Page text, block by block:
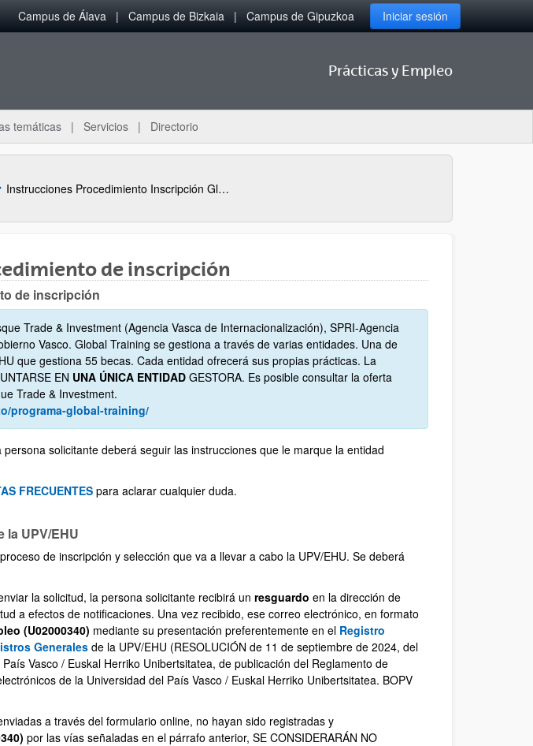
Campus de Álava Campus de Bizkaia Campus de Gipuzkoa Iniciar sesión
Prácticas y Empleo
temáticas Servicios Directorio
Instrucciones Procedimiento Inscripción Global Training
de inscripción
de inscripción
Trade & Investment (Agencia Vasca de Internacionalización), SPRI-Agencia
Vasco. Global Training se gestiona a través de varias entidades. Una de
que gestiona 55 becas. Cada entidad ofrecerá sus propias prácticas. La
EN UNA ÚNICA ENTIDAD GESTORA. Es posible consultar la oferta
Trade & Investment.
programa-global-training/
solicitante deberá seguir las instrucciones que le marque la entidad
FRECUENTES para aclarar cualquier duda.
la UPV/EHU
de inscripción y selección que va a llevar a cabo la UPV/EHU. Se deberá
la solicitud, la persona solicitante recibirá un resguardo en la dirección de
a efectos de notificaciones. Una vez recibido, ese correo electrónico, en formato
(U02000340) mediante su presentación preferentemente en el Registro
Generalesde la UPV/EHU (RESOLUCIÓN de 11 de septiembre de 2024, del
Vasco / Euskal Herriko Unibertsitatea, de publicación del Reglamento de
de la Universidad del País Vasco / Euskal Herriko Unibertsitatea. BOPV
a través del formulario online, no hayan sido registradas y
por las vías señaladas en el párrafo anterior, SE CONSIDERARÁN NO